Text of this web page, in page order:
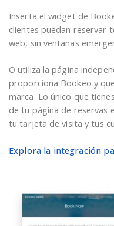
Inserta el widget de
clientes puedan reservar
web, sin ventanas
O utiliza la página
proporciona Bookeo y
marca. Lo único que
de tu página de reservas
tu tarjeta de visita y tus
Explora la integración